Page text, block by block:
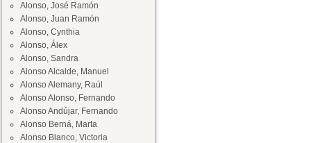
Alonso, José Ramón
Alonso, Juan Ramón
Alonso, Cynthia
Alonso, Álex
Alonso, Sandra
Alonso Alcalde, Manuel
Alonso Alemany, Raúl
Alonso Alonso, Fernando
Alonso Andújar, Fernando
Alonso Berná, Marta
Alonso Blanco, Victoria